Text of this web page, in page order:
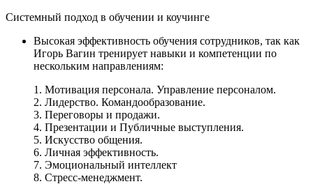
Системный подход в обучении и коучинге
Высокая эффективность обучения сотрудников, так как
Игорь Вагин тренирует навыки и компетенции по
нескольким направлениям:
1. Мотивация персонала. Управление персоналом.
2. Лидерство. Командообразование.
3. Переговоры и продажи.
4. Презентации и Публичные выступления.
5. Искусство общения.
6. Личная эффективность.
7. Эмоциональный интеллект
8. Стресс-менеджмент.